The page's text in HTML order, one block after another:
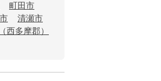
町田市
清瀬市
西多摩郡）